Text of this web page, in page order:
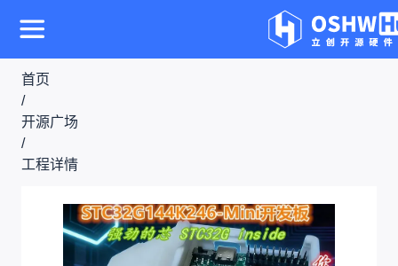
首页
/
开源广场
/
工程详情